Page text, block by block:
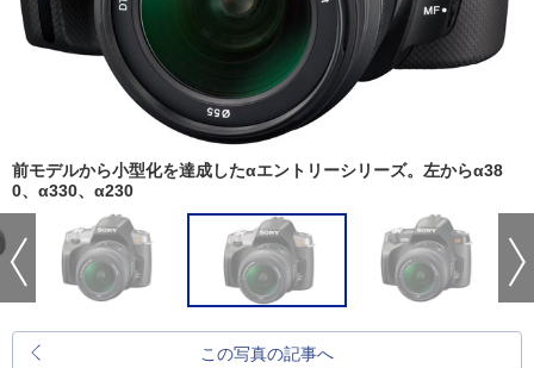
前モデルから小型化を達成したαエントリーシリーズ。左からα38
0、α330、α230
この写真の記事へ